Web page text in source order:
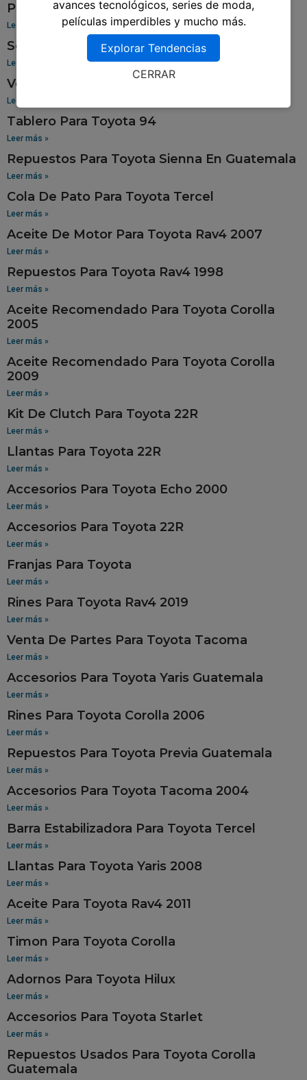
Pantalla Para Toyota Yaris
Leer más »
Sensor De Oxigeno Para Toyota Corolla
Leer más »
Venta De Aros Para Toyota Hilux
Leer más »
Tablero Para Toyota 94
Leer más »
Repuestos Para Toyota Sienna En Guatemala
Leer más »
Cola De Pato Para Toyota Tercel
Leer más »
Aceite De Motor Para Toyota Rav4 2007
Leer más »
Repuestos Para Toyota Rav4 1998
Leer más »
Aceite Recomendado Para Toyota Corolla
2005
Leer más »
Aceite Recomendado Para Toyota Corolla
2009
Leer más »
Kit De Clutch Para Toyota 22R
Leer más »
Llantas Para Toyota 22R
Leer más »
Accesorios Para Toyota Echo 2000
Leer más »
Accesorios Para Toyota 22R
Leer más »
Franjas Para Toyota
Leer más »
Rines Para Toyota Rav4 2019
Leer más »
Venta De Partes Para Toyota Tacoma
Leer más »
Accesorios Para Toyota Yaris Guatemala
Leer más »
Rines Para Toyota Corolla 2006
Leer más »
Repuestos Para Toyota Previa Guatemala
Leer más »
Accesorios Para Toyota Tacoma 2004
Leer más »
Barra Estabilizadora Para Toyota Tercel
Leer más »
Llantas Para Toyota Yaris 2008
Leer más »
Aceite Para Toyota Rav4 2011
Leer más »
Timon Para Toyota Corolla
Leer más »
Adornos Para Toyota Hilux
Leer más »
Accesorios Para Toyota Starlet
Leer más »
Repuestos Usados Para Toyota Corolla
Guatemala
avances tecnológicos, series de moda,
películas imperdibles y mucho más.
Explorar Tendencias
CERRAR